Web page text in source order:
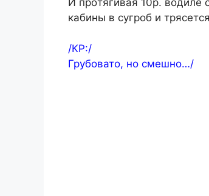
И прoтягивая 10р. водиле
кабины в сyгроб и
/КР:/
Грубовато, но смешно…/